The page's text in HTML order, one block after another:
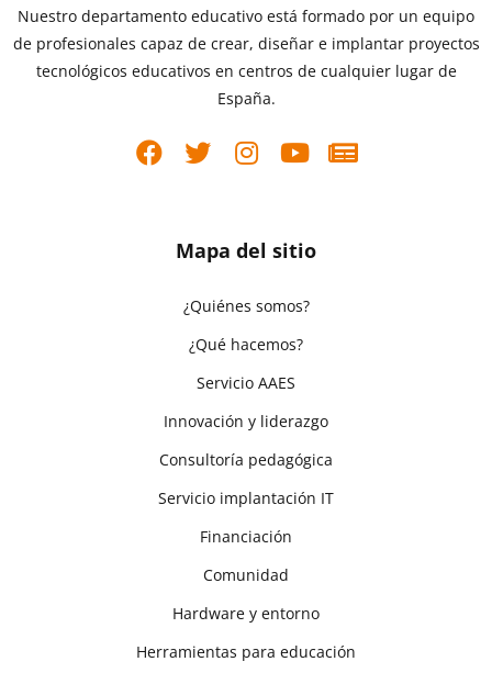
Nuestro departamento educativo está formado por un equipo
de profesionales capaz de crear, diseñar e implantar proyectos
tecnológicos educativos en centros de cualquier lugar de
España.
Mapa del sitio
¿Quiénes somos?
¿Qué hacemos?
Servicio AAES
Innovación y liderazgo
Consultoría pedagógica
Servicio implantación IT
Financiación
Comunidad
Hardware y entorno
Herramientas para educación